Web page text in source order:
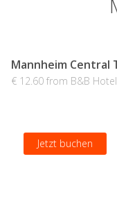
Mannheim Central
€ 12.60 from B&B
Jetzt buchen